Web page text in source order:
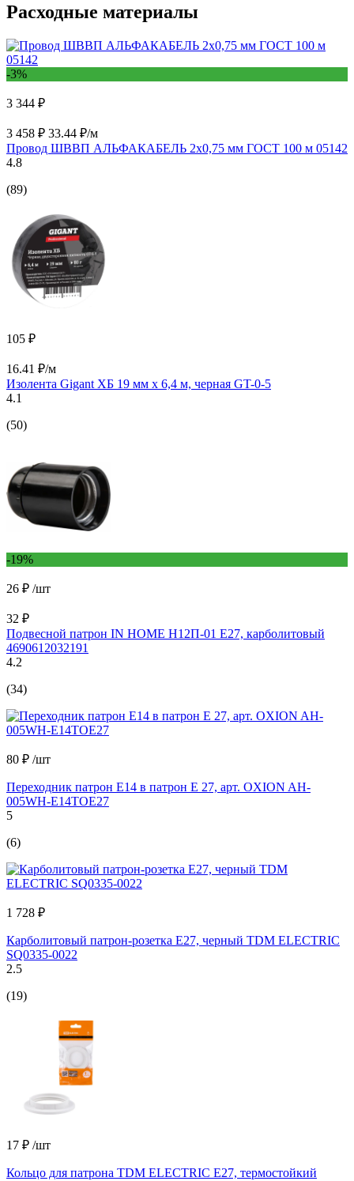
Расходные материалы
-3%
3 344 ₽
3 458 ₽ 33.44 ₽/м
Провод ШВВП АЛЬФАКАБЕЛЬ 2х0,75 мм ГОСТ 100 м 05142
4.8
(89)
105 ₽
16.41 ₽/м
Изолента Gigant ХБ 19 мм х 6,4 м, черная GT-0-5
4.1
(50)
-19%
26 ₽ /шт
32 ₽
Подвесной патрон IN HOME Н12П-01 Е27, карболитовый
4690612032191
4.2
(34)
80 ₽ /шт
Переходник патрон Е14 в патрон Е 27, арт. OXION AH-
005WH-E14TOE27
5
(6)
1 728 ₽
Карболитовый патрон-розетка Е27, черный TDM ELECTRIC
SQ0335-0022
2.5
(19)
17 ₽ /шт
Кольцо для патрона TDM ELECTRIC Е27, термостойкий